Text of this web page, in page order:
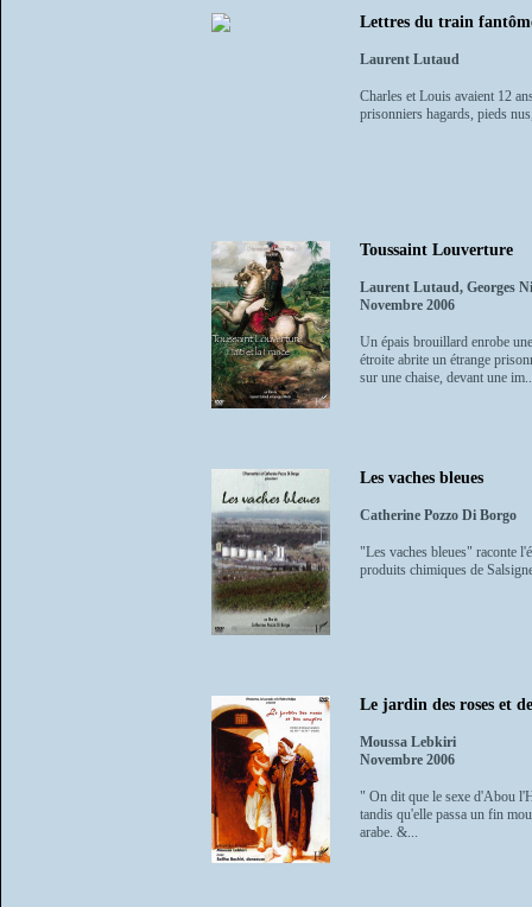
Lettres du train
Laurent Lutaud
Charles et Louis avaient 12
prisonniers hagards, pieds
Toussaint Louverture
Laurent Lutaud, Georges
Novembre 2006
Un épais brouillard enrobe
étroite abrite un étrange
sur une chaise, devant une
Les vaches bleues
Catherine Pozzo Di Borgo
"Les vaches bleues" raconte
produits chimiques de
Le jardin des roses et
Moussa Lebkiri
Novembre 2006
" On dit que le sexe d'Abou
tandis qu'elle passa un fin
arabe. &...